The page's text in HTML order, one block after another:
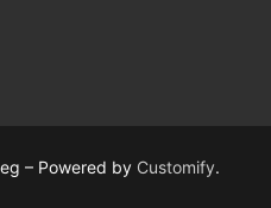
– Powered by Customify.